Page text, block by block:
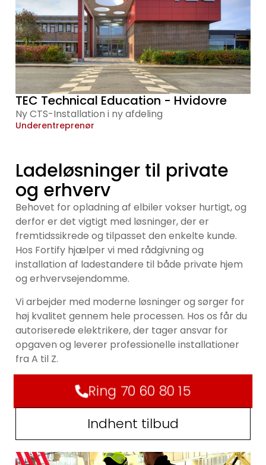
TEC Technical Education - Hvidovre
Ny CTS-Installation i ny afdeling
Underentreprenør
Ladeløsninger til private
og erhverv
Behovet for opladning af elbiler vokser hurtigt, og
derfor er det vigtigt med løsninger, der er
fremtidssikrede og tilpasset den enkelte kunde.
Hos Fortify hjælper vi med rådgivning og
installation af ladestandere til både private hjem
og erhvervsejendomme.
Vi arbejder med moderne løsninger og sørger for
høj kvalitet gennem hele processen. Hos os får du
autoriserede elektrikere, der tager ansvar for
opgaven og leverer professionelle installationer
fra A til Z.
Ring 70 60 80 15
Indhent tilbud